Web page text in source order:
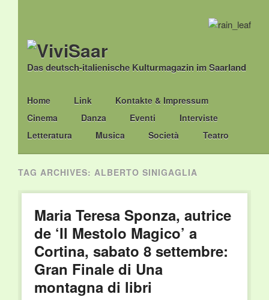
Das deutsch-italienische Kulturmagazin im Saarland
Main menu
Skip
to
content
Home Link
Kontakte & Impressum
Cinema
Danza Eventi
Interviste
Letteratura
Musica Società Teatro
TAG ARCHIVES: ALBERTO SINIGAGLIA
Maria Teresa Sponza, autrice
de ‘Il Mestolo Magico’ a
Cortina, sabato 8 settembre:
Gran Finale di Una
montagna di libri